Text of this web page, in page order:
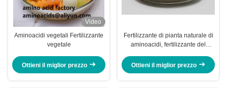
Video
Aminoacidi vegetali Fertilizzante
vegetale
Ottieni il miglior prezzo
Fertilizzante di pianta naturale di
aminoacidi, fertilizzante del
Ottieni il miglior prezzo